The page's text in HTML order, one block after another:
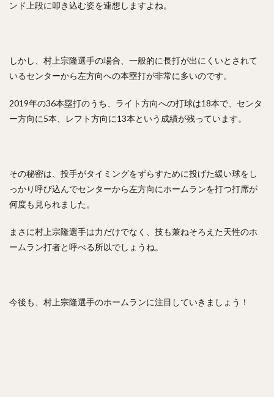
ンド上段に叩き込む姿を連想しますよね。
しかし、村上宗隆選手の場合、一般的に長打が出にくいとされて
いるセンターから左方向への本塁打が非常に多いのです。
2019年の36本塁打のうち、ライト方向への打球は18本で、センタ
ー方向に5本、レフト方向に13本という成績が残っています。
その秘密は、投手がタイミングをずらすために投げた緩い球をし
っかり呼び込んでセンターから左方向にホームランを打つ打席が
何度も見られました。
まさに村上宗隆選手は力だけでなく、技も兼ねそろえた天性のホ
ームラン打者と呼べる所以でしょうね。
今後も、村上宗隆選手のホームランに注目していきましょう！